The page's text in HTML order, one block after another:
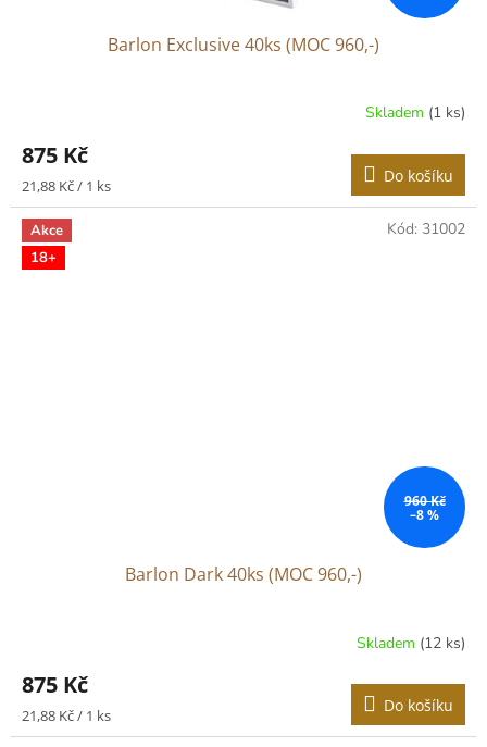
Barlon Exclusive 40ks (MOC 960,-)
produktu
je
5,0
z
5
hvězdiček.
Skladem (1 ks)
875 Kč
Měrná
cena:
21,88 Kč / 1 ks Do košíku
Akce
18+
960 Kč
–8 %
Barlon Dark 40ks (MOC 960,-)
Skladem (12 ks)
875 Kč
Měrná
cena:
21,88 Kč / 1 ks Do košíku
Kód: 31002